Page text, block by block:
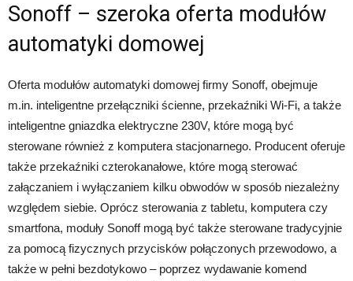
Sonoff – szeroka oferta modułów
automatyki domowej
Oferta modułów automatyki domowej firmy Sonoff, obejmuje
m.in. inteligentne przełączniki ścienne, przekaźniki Wi-Fi, a także
inteligentne gniazdka elektryczne 230V, które mogą być
sterowane również z komputera stacjonarnego. Producent oferuje
także przekaźniki czterokanałowe, które mogą sterować
załączaniem i wyłączaniem kilku obwodów w sposób niezależny
względem siebie. Oprócz sterowania z tabletu, komputera czy
smartfona, moduły Sonoff mogą być także sterowane tradycyjnie
za pomocą fizycznych przycisków połączonych przewodowo, a
także w pełni bezdotykowo – poprzez wydawanie komend